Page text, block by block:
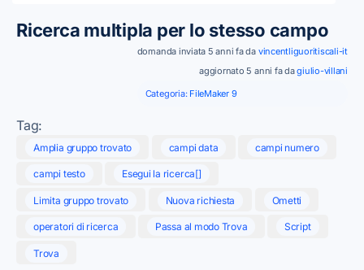
Ricerca multipla per lo stesso campo
domanda inviata 5 anni fa da vincentliguoritiscali-it
aggiornato 5 anni fa dagiulio-villani
Categoria: FileMaker 9
Tag:
Amplia gruppo trovato campi data campi numero
campi testo Esegui la ricerca[]
Limita gruppo trovato Nuova richiesta Ometti
operatori di ricerca Passa al modo Trova Script
Trova